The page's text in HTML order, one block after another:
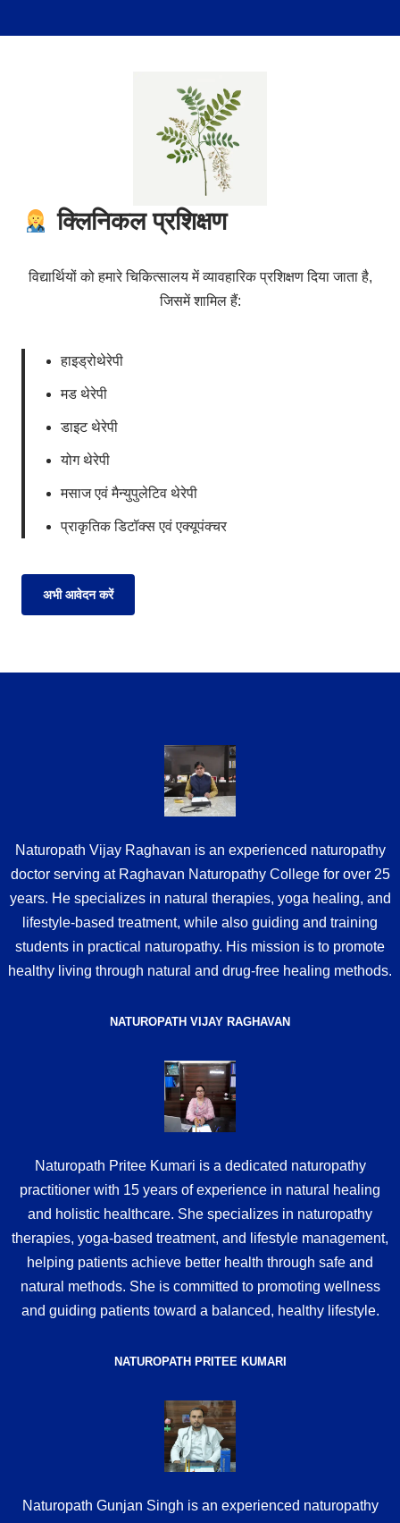
क्लिनिकल प्रशिक्षण
विद्यार्थियों को हमारे चिकित्सालय में व्यावहारिक प्रशिक्षण दिया जाता है,
जिसमें शामिल हैं:
हाइड्रोथेरेपी
मड थेरेपी
डाइट थेरेपी
योग थेरेपी
मसाज एवं मैन्युपुलेटिव थेरेपी
प्राकृतिक डिटॉक्स एवं एक्यूपंक्चर
अभी आवेदन करें
Naturopath Vijay Raghavan is an experienced naturopathy
doctor serving at Raghavan Naturopathy College for over 25
years. He specializes in natural therapies, yoga healing, and
lifestyle-based treatment, while also guiding and training
students in practical naturopathy. His mission is to promote
healthy living through natural and drug-free healing methods.
NATUROPATH VIJAY RAGHAVAN
Naturopath Pritee Kumari is a dedicated naturopathy
practitioner with 15 years of experience in natural healing
and holistic healthcare. She specializes in naturopathy
therapies, yoga-based treatment, and lifestyle management,
helping patients achieve better health through safe and
natural methods. She is committed to promoting wellness
and guiding patients toward a balanced, healthy lifestyle.
NATUROPATH PRITEE KUMARI
Naturopath Gunjan Singh is an experienced naturopathy